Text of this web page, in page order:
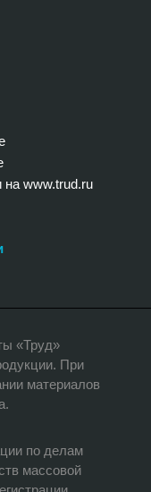
на www.trud.ru
«Труд»
При
материалов
по делам
массовой